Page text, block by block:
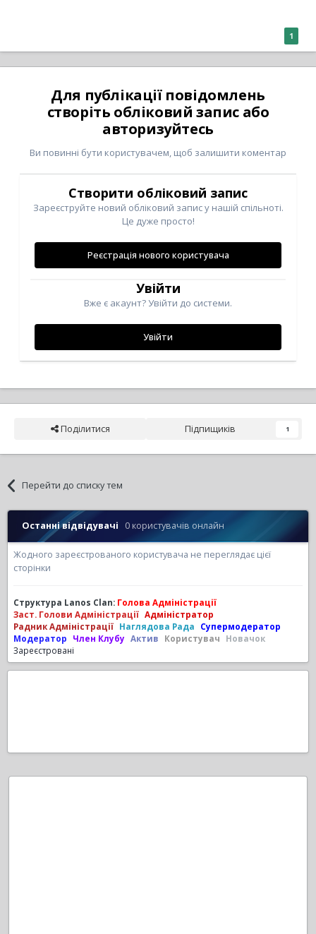
1
Для публікації повідомлень
створіть обліковий запис або
авторизуйтесь
Ви повинні бути користувачем, щоб залишити коментар
Створити обліковий запис
Зареєструйте новий обліковий запис у нашій спільноті.
Це дуже просто!
Реєстрація нового користувача
Увійти
Вже є акаунт? Увійти до системи.
Увійти
Поділитися Підпищиків 1
Перейти до списку тем
Останні відвідувачі 0 користувачів онлайн
Жодного зареєстрованого користувача не переглядає цієї
сторінки
Структура Lanos Clan: Голова Адміністрації
Заст. Голови Адміністрації Адміністратор
Радник Адміністрації Наглядова Рада
Супермодератор
Модератор
Член Клубу Актив Користувач
Новачок
Зареєстровані